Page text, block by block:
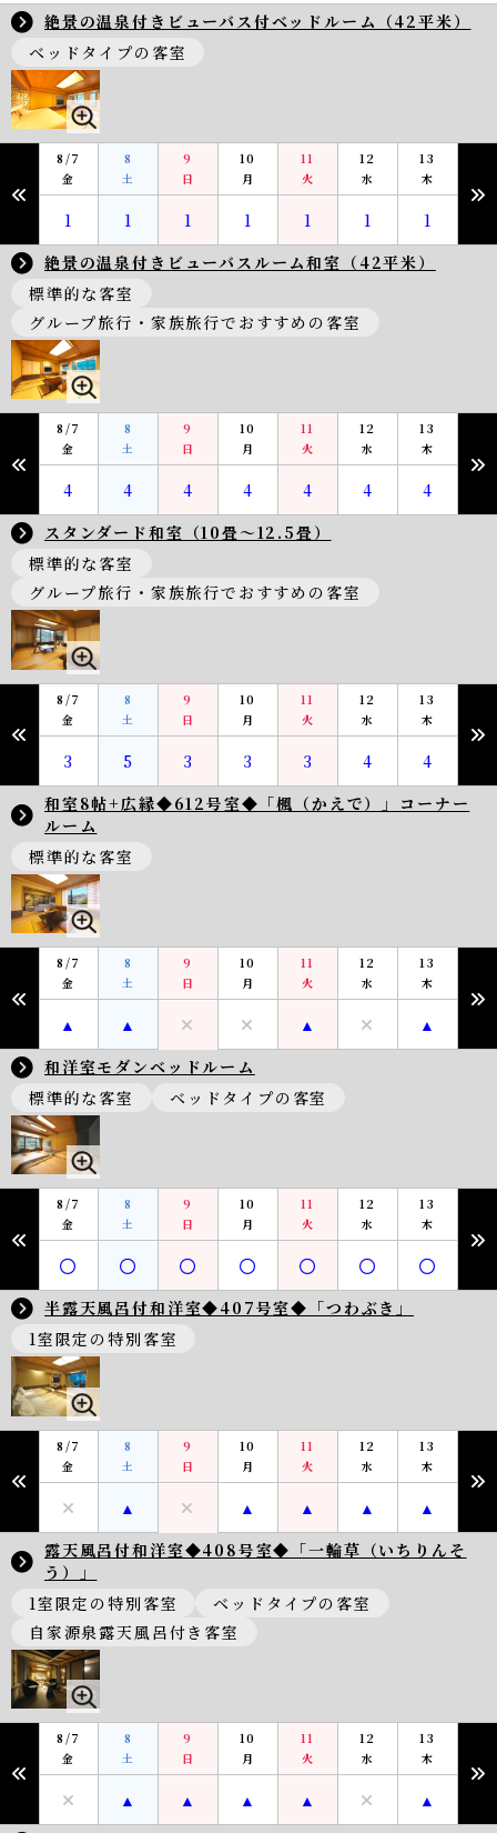
絶景の温泉付きビューバス付ベッドルーム（42平米）
ベッドタイプの客室
8/7
金
8
土
9
日
10
月
11
火
12
水
13
木
1 1 1 1 1 1
1
絶景の温泉付きビューバスルーム和室（42平米）
標準的な客室
グループ旅行・家族旅行でおすすめの客室
8/7
金
8
土
9
日
10
月
11
火
12
水
13
木
4 4 4 4 4 4
4
スタンダード和室（10畳～12.5畳）
標準的な客室
グループ旅行・家族旅行でおすすめの客室
8/7
金
8
土
9
日
10
月
11
火
12
水
13
木
3 5 3 3 3 4
4
和室8帖+広縁◆612号室◆「楓（かえで）」コーナー
ルーム
標準的な客室
8/7
金
8
土
9
日
10
月
11
火
12
水
13
木
和洋室モダンベッドルーム
標準的な客室
ベッドタイプの客室
8/7
金
8
土
9
日
10
月
11
火
12
水
13
木
半露天風呂付和洋室◆407号室◆「つわぶき」
1室限定の特別客室
8/7
金
8
土
9
日
10
月
11
火
12
水
13
木
露天風呂付和洋室◆408号室◆「一輪草（いちりんそ
う）」
1室限定の特別客室
ベッドタイプの客室
自家源泉露天風呂付き客室
8/7
金
8
土
9
日
10
月
11
火
12
水
13
木